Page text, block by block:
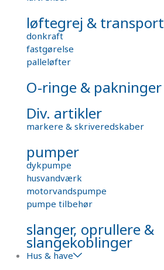
løftegrej & transport
donkraft
fastgørelse
palleløfter
O-ringe & pakninger
Div. artikler
markere & skriveredskaber
pumper
dykpumpe
husvandværk
motorvandspumpe
pumpe tilbehør
slanger, oprullere &
slangekoblinger
Hus & have